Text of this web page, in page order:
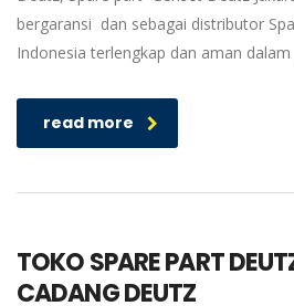
bergaransi dan sebagai distributor
Indonesia terlengkap dan aman
read more
TOKO SPARE PART
CADANG DEUTZ